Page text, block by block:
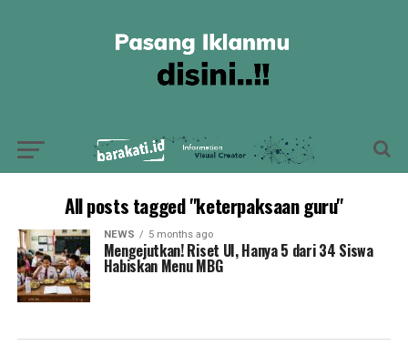
All posts tagged "keterpaksaan guru"
NEWS 5 months ago
Mengejutkan! Riset UI, Hanya 5 dari 34 Siswa
Habiskan Menu MBG